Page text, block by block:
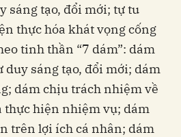
sáng tạo, đổi mới; tự tu
thực hóa khát vọng cống
tinh thần “7 dám”: dám
sáng tạo, đổi mới; dám
dám chịu trách nhiệm về
thực hiện nhiệm vụ; dám
trên lợi ích cá nhân; dám